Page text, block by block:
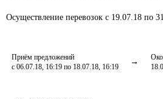
Осуществление перевозок с 19.07.18 по
Приём предложений
с 06.07.18, 16:19 по 18.07.18, 16:19